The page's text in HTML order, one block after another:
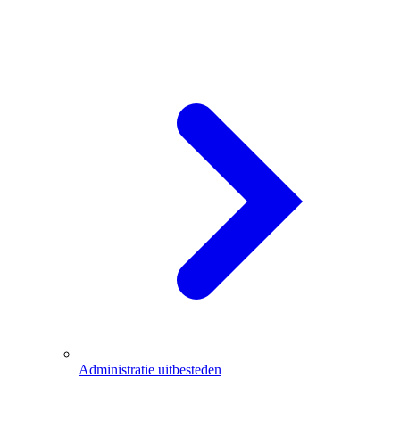
Administratie uitbesteden